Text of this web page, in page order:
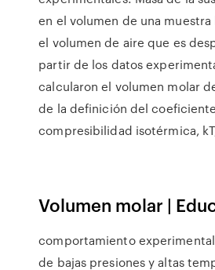
en el volumen de una
el volumen de aire que es
partir de los datos
calcularon el volumen molar
de la definición del
compresibilidad isotérmica,
Volumen molar |
comportamiento
de bajas presiones y altas